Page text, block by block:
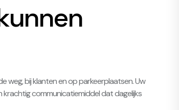
weg, bij klanten en op parkeerplaatsen. Uw
communicatiemiddel dat dagelijks